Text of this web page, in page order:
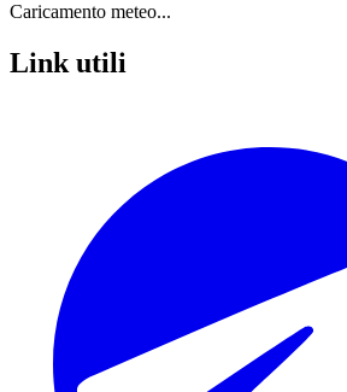
Caricamento meteo...
Link utili